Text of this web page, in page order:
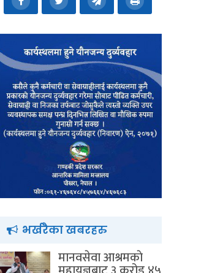
भर्खरैका खबरहरु
मानवसेवा आश्रमकाे‌